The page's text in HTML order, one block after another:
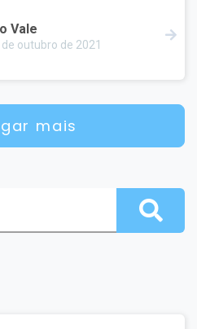
Vale
outubro de 2021
mais